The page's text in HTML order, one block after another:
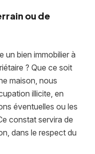
ou de
un bien immobilier à
? Que ce soit
maison, nous
illicite, en
éventuelles ou les
constat servira de
dans le respect du